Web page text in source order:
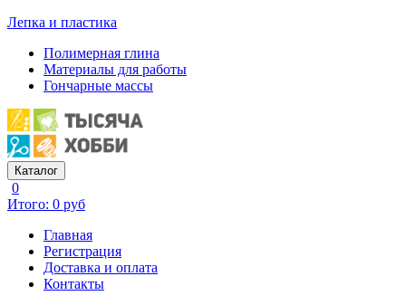
Лепка и пластика
Полимерная глина
Материалы для работы
Гончарные массы
Каталог
0
Итого: 0 руб
Главная
Регистрация
Доставка и оплата
Контакты